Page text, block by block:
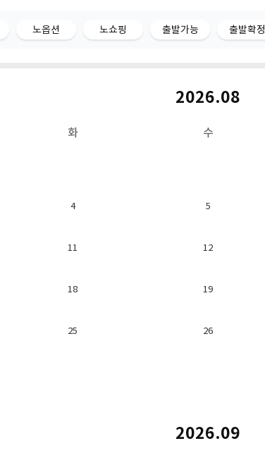
노옵션 노쇼핑 출발가능 출발확정
2026.08
화 수
4 5
11 12
18 19
25 26
2026.09